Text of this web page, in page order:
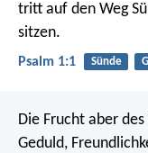
tritt auf den Weg
sitzen.
Psalm 1:1 Sünde
Die Frucht aber
Geduld,